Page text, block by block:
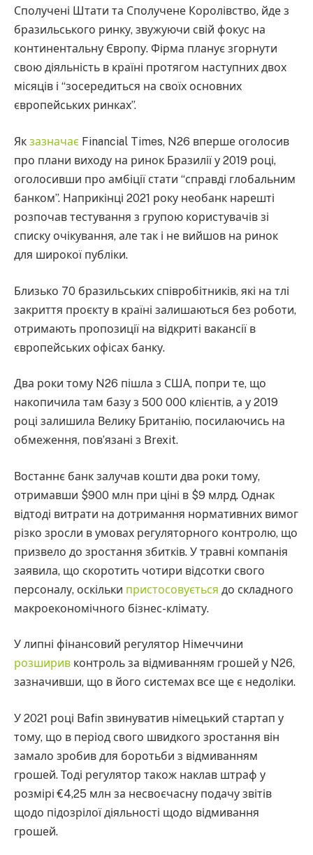
Сполучені Штати та Сполучене Королівство, йде з
бразильського ринку, звужуючи свій фокус на
континентальну Європу. Фірма планує згорнути
свою діяльність в країні протягом наступних двох
місяців і “зосередиться на своїх основних
європейських ринках”.
Як зазначає Financial Times, N26 вперше оголосив
про плани виходу на ринок Бразилії у 2019 році,
оголосивши про амбіції стати “справді глобальним
банком”. Наприкінці 2021 року необанк нарешті
розпочав тестування з групою користувачів зі
списку очікування, але так і не вийшов на ринок
для широкої публіки.
Близько 70 бразильських співробітників, які на тлі
закриття проєкту в країні залишаються без роботи,
отримають пропозиції на відкриті вакансії в
європейських офісах банку.
Два роки тому N26 пішла з США, попри те, що
накопичила там базу з 500 000 клієнтів, а у 2019
році залишила Велику Британію, посилаючись на
обмеження, пов’язані з Brexit.
Востаннє банк залучав кошти два роки тому,
отримавши $900 млн при ціні в $9 млрд. Однак
відтоді витрати на дотримання нормативних вимог
різко зросли в умовах регуляторного контролю, що
призвело до зростання збитків. У травні компанія
заявила, що скоротить чотири відсотки свого
персоналу, оскільки пристосовується до складного
макроекономічного бізнес-клімату.
У липні фінансовий регулятор Німеччини
розширив контроль за відмиванням грошей у N26,
зазначивши, що в його системах все ще є недоліки.
У 2021 році Bafin звинуватив німецький стартап у
тому, що в період свого швидкого зростання він
замало зробив для боротьби з відмиванням
грошей. Тоді регулятор також наклав штраф у
розмірі €4,25 млн за несвоєчасну подачу звітів
щодо підозрілої діяльності щодо відмивання
грошей.